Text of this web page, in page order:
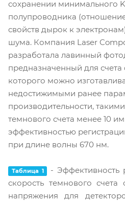
сохранении минимального
полупроводника
свойств дырок к
шума. Компания Laser
разработала лавинный
предназначенный для
которого можно
недостижимыми ранее
производительности,
темнового счета менее 10
эффективностью
при длине волны 670 нм.
Таблица 1
- Эффективность
скорость темнового счета
напряжения для